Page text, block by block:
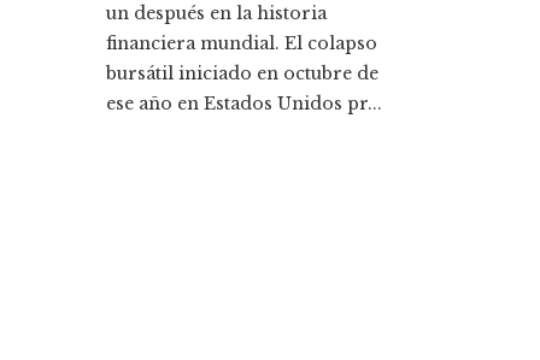
un después en la historia
financiera mundial. El colapso
bursátil iniciado en octubre de
ese año en Estados Unidos pr...